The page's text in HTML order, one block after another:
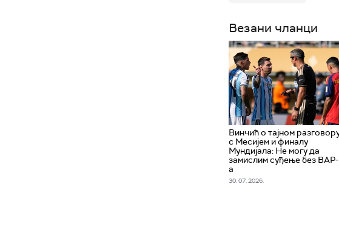
Везани чланци
Винчић о тајном
с Месијем и финалу
Мундијала: Не могу да
замислим суђење без ВАР-
а
30. 07. 2026.